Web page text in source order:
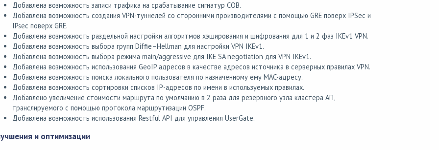
Добавлена возможность записи трафика на срабатывание сигнатур СОВ.
Добавлена возможность создания VPN-туннелей со сторонними производителями с помощью GRE поверх IPSec и
IPsec поверх GRE.
Добавлена возможность раздельной настройки алгоритмов хэширования и шифрования для 1 и 2 фаз IKEv1 VPN.
Добавлена возможность выбора групп Diffie–Hellman для настройки VPN IKEv1.
Добавлена возможность выбора режима main/aggressive для IKE SA negotiation для VPN IKEv1.
Добавлена возможность использования GeoIP адресов в качестве адресов источника в серверных правилах VPN.
Добавлена возможность поиска локального пользователя по назначенному ему MAC-адресу.
Добавлена возможность сортировки списков IP-адресов по имени в используемых правилах.
Добавлено увеличение стоимости маршрута по умолчанию в 2 раза для резервного узла кластера АП,
транслируемого с помощью протокола маршрутизации OSPF.
Добавлена возможность использования Restful API для управления UserGate.
и оптимизации